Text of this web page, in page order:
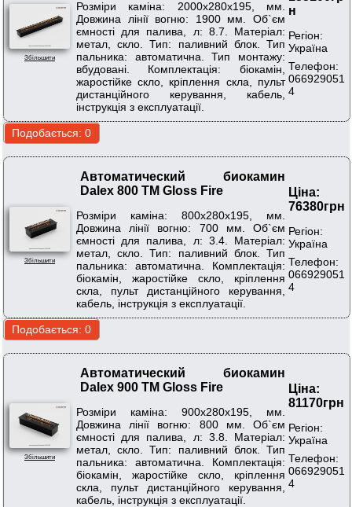
Збільшити
Розміри каміна: 2000х280х195, мм.
Довжина лінії вогню: 1900 мм. Об`єм
ємності для палива, л: 8.7. Матеріал:
метал, скло. Тип: паливний блок. Тип
пальника: автоматична. Тип монтажу:
вбудовані. Комплектація: біокамін,
жаростійке скло, кріплення скла, пульт
дистанційного керування, кабель,
інструкція з експлуатації.
н
Регіон:
Україна
Телефон:
066929051
4
Збільшити
Автоматический биокамин
Dalex 800 ТМ Gloss Fire
Розміри каміна: 800х280х195, мм.
Довжина лінії вогню: 700 мм. Об`єм
ємності для палива, л: 3.4. Матеріал:
метал, скло. Тип: паливний блок. Тип
пальника: автоматична. Комплектація:
біокамін, жаростійке скло, кріплення
скла, пульт дистанційного керування,
кабель, інструкція з експлуатації.
Ціна:
76380грн
Регіон:
Україна
Телефон:
066929051
4
Збільшити
Автоматический биокамин
Dalex 900 ТМ Gloss Fire
Розміри каміна: 900х280х195, мм.
Довжина лінії вогню: 800 мм. Об`єм
ємності для палива, л: 3.8. Матеріал:
метал, скло. Тип: паливний блок. Тип
пальника: автоматична. Комплектація:
біокамін, жаростійке скло, кріплення
скла, пульт дистанційного керування,
кабель, інструкція з експлуатації.
Ціна:
81170грн
Регіон:
Україна
Телефон:
066929051
4